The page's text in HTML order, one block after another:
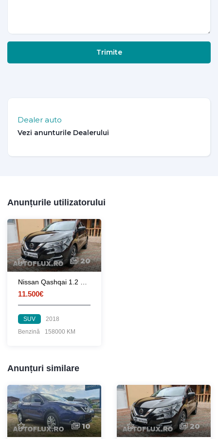
Trimite
Dealer auto
Anunțurile utilizatorului
20
11.500€
SUV
2018
Benzină
158000 KM
Anunțuri similare
10 20